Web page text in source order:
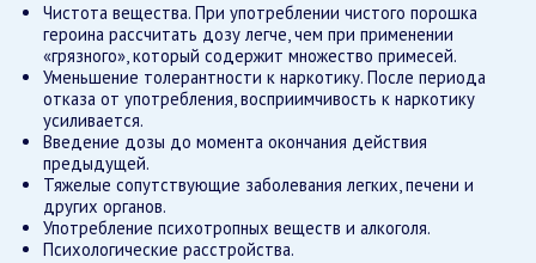
Чистота вещества. При употреблении чистого порошка
героина рассчитать дозу легче, чем при применении
«грязного», который содержит множество примесей.
Уменьшение толерантности к наркотику. После периода
отказа от употребления, восприимчивость к наркотику
усиливается.
Введение дозы до момента окончания действия
предыдущей.
Тяжелые сопутствующие заболевания легких, печени и
других органов.
Употребление психотропных веществ и алкоголя.
Психологические расстройства.